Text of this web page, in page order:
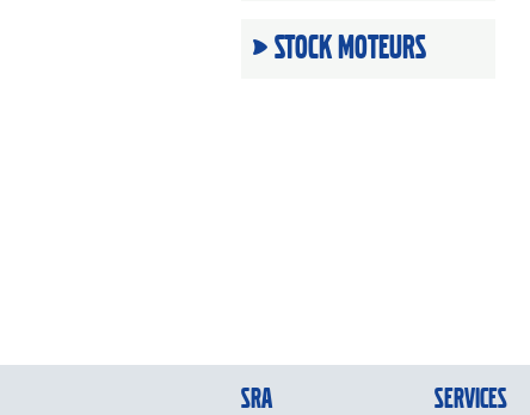
Stock moteurs
SRA Services